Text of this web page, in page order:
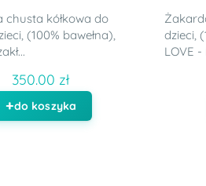
chusta kółkowa do
(100% bawełna),
350.00 zł
do koszyka
dzieci,
LOVE -